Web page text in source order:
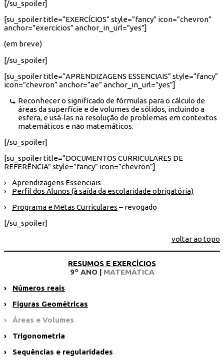
[/su_spoiler]
[su_spoiler title=”EXERCÍCIOS” style=”fancy” icon=”chevron”
anchor=”exercicios” anchor_in_url=”yes”]
(em breve)
[/su_spoiler]
[su_spoiler title=”APRENDIZAGENS ESSENCIAIS” style=”fancy”
icon=”chevron” anchor=”ae” anchor_in_url=”yes”]
Reconhecer o significado de fórmulas para o cálculo de
áreas da superfície e de volumes de sólidos, incluindo a
esfera, e usá-las na resolução de problemas em contextos
matemáticos e não matemáticos.
[/su_spoiler]
[su_spoiler title=”DOCUMENTOS CURRICULARES DE
REFERÊNCIA” style=”fancy” icon=”chevron”]
› Aprendizagens Essenciais
› Perfil dos Alunos (à saída da escolaridade obrigatória)
› Programa e Metas Curriculares – revogado
[/su_spoiler]
voltar ao topo
RESUMOS E EXERCÍCIOS
9º ANO | MATEMÁTICA
› Números reais
› Figuras Geométricas
› Áreas e Volumes
› Trigonometria
› Sequências e regularidades